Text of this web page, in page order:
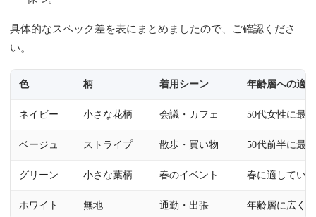
具体的なスペック差を表にまとめましたので、ご確認くださ
い。
色 柄 着用シーン 年齢層への適性
ネイビー 小さな花柄 会議・カフェ 50代女性に最適
ベージュ ストライプ 散歩・買い物 50代前半に最適
グリーン 小さな葉柄 春のイベント 春に適している
ホワイト 無地 通勤・出張 年齢層に広く